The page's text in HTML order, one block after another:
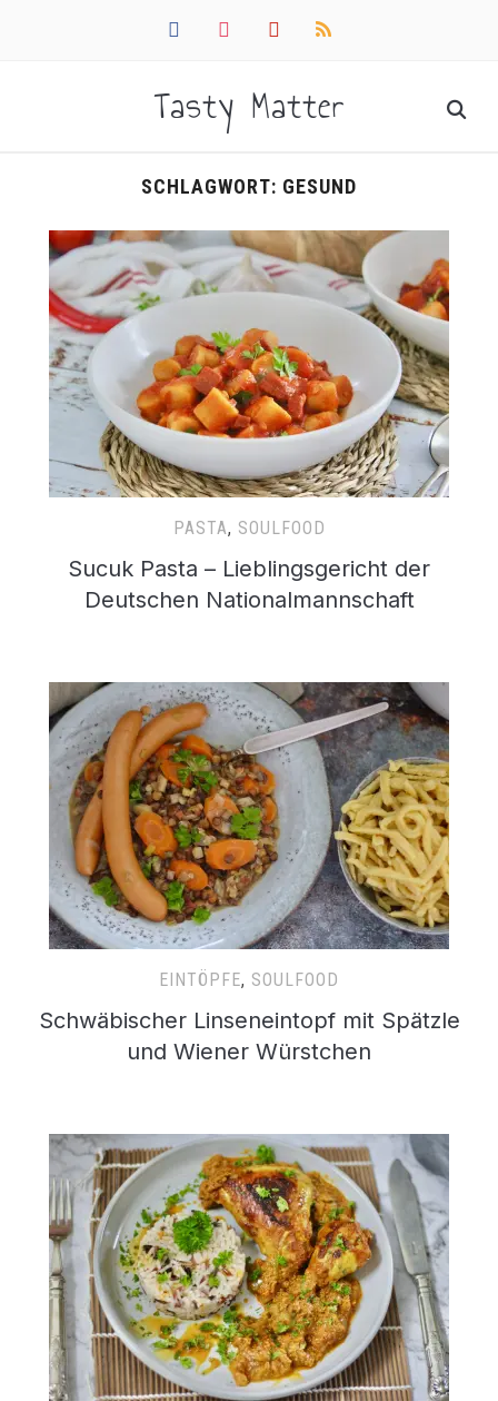
facebookinstagrampinterestrss
Tasty Matter
SCHLAGWORT: GESUND
PASTA, SOULFOOD
Sucuk Pasta – Lieblingsgericht der
Deutschen Nationalmannschaft
EINTÖPFE, SOULFOOD
Schwäbischer Linseneintopf mit Spätzle
und Wiener Würstchen